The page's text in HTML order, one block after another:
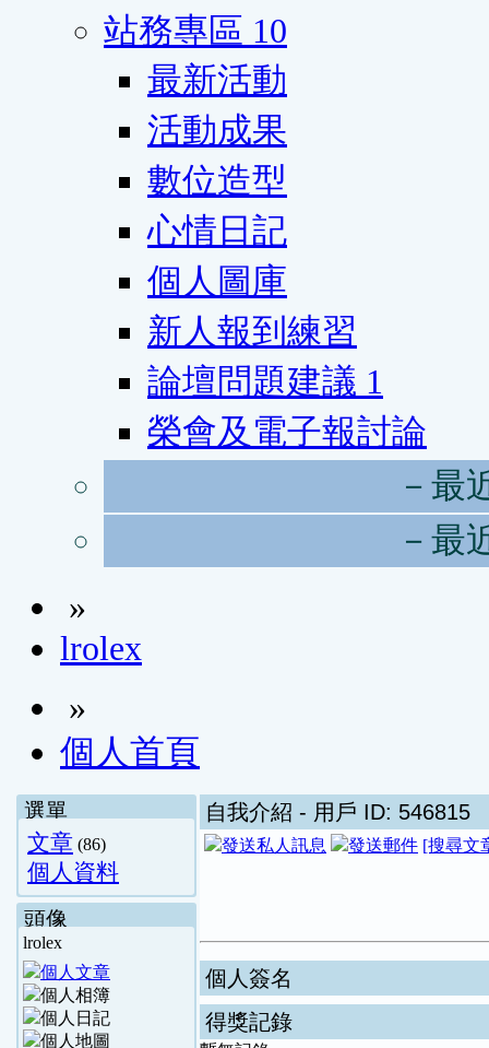
站務專區 10
最新活動
活動成果
數位造型
心情日記
個人圖庫
新人報到練習
論壇問題建議 1
榮會及電子報討論
－最
－最
»
lrolex
»
個人首頁
選單
文章 (86)
個人資料
頭像
lrolex
自我介紹 - 用戶 ID: 546815
[搜尋文
個人簽名
得獎記錄